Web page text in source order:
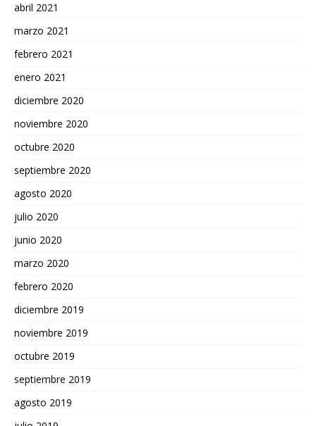
abril 2021
marzo 2021
febrero 2021
enero 2021
diciembre 2020
noviembre 2020
octubre 2020
septiembre 2020
agosto 2020
julio 2020
junio 2020
marzo 2020
febrero 2020
diciembre 2019
noviembre 2019
octubre 2019
septiembre 2019
agosto 2019